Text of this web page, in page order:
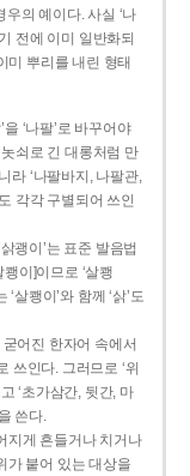
의 예이다. 사실 ‘나
전에 이미 일반화되
미 뿌리를 내린 형태
‘나팔’로 바꾸어야
쇠로 긴 대롱처럼 만
라 ‘나팔바지, 나팔관,
각각 구별되어 쓰인
괭이’는 표준 발음법
이]이므로 ‘살쾡
살쾡이’와 함께 ‘삵’도
굳어진 한자어 속에서
쓰인다. 그러므로 ‘위
‘초가삼간, 뒷간, 마
쓴다.
지게 흔들거나 치거나
가 붙어 있는 대상을